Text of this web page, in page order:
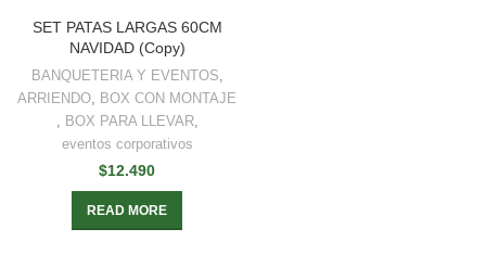
SET PATAS LARGAS 60CM
NAVIDAD (Copy)
BANQUETERIA Y EVENTOS,
ARRIENDO, BOX CON MONTAJE
, BOX PARA LLEVAR,
eventos corporativos
$12.490
READ MORE